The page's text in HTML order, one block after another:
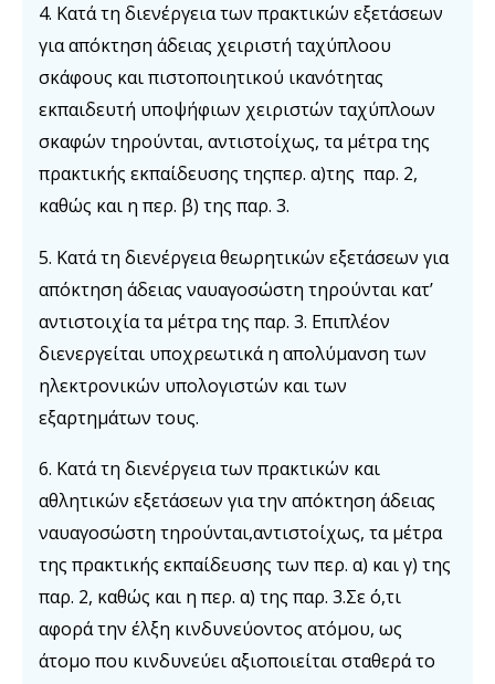
4. Κατά τη διενέργεια των πρακτικών εξετάσεων
για απόκτηση άδειας χειριστή ταχύπλοου
σκάφους και πιστοποιητικού ικανότητας
εκπαιδευτή υποψήφιων χειριστών ταχύπλοων
σκαφών τηρούνται, αντιστοίχως, τα μέτρα της
πρακτικής εκπαίδευσης τηςπερ. α)της παρ. 2,
καθώς και η περ. β) της παρ. 3.
5. Κατά τη διενέργεια θεωρητικών εξετάσεων για
απόκτηση άδειας ναυαγοσώστη τηρούνται κατ’
αντιστοιχία τα μέτρα της παρ. 3. Επιπλέον
διενεργείται υποχρεωτικά η απολύμανση των
ηλεκτρονικών υπολογιστών και των
εξαρτημάτων τους.
6. Κατά τη διενέργεια των πρακτικών και
αθλητικών εξετάσεων για την απόκτηση άδειας
ναυαγοσώστη τηρούνται,αντιστοίχως, τα μέτρα
της πρακτικής εκπαίδευσης των περ. α) και γ) της
παρ. 2, καθώς και η περ. α) της παρ. 3.Σε ό,τι
αφορά την έλξη κινδυνεύοντος ατόμου, ως
άτομο που κινδυνεύει αξιοποιείται σταθερά το